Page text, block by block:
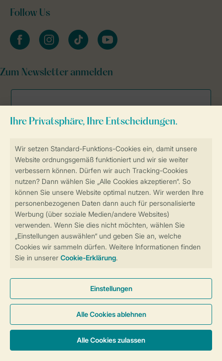
Sicherstellung Deiner Privatsphäre
Weitere Informationen und Einstellungen
Sicher und schnell zur Online-Buchung
Sichere Datenübertragung
Sicheres Bezahlen
Follow Us
facebookinstagramtiktok youtube
Zum Newsletter anmelden
Allgemeine Bedingungen Impressum
Cookies und Banner
Barrierefreiheit